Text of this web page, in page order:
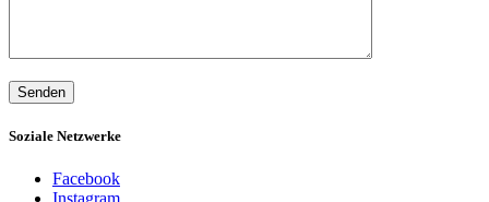
Soziale Netzwerke
Facebook
Instagram